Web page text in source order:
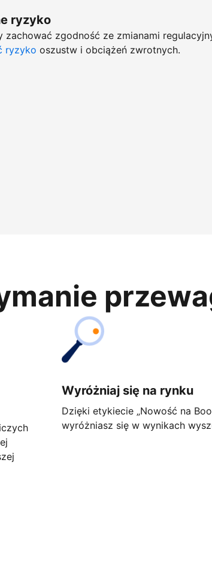
ryzyko
zachować zgodność ze zmianami
ryzyko oszustw i obciążeń zwrotnych.
Wyróżniaj się na rynku
Dzięki etykiecie „Nowość na
wyróżniasz się w wynikach